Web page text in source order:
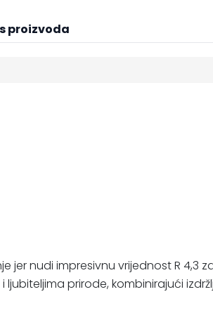
proizvoda
jer nudi impresivnu vrijednost R
prirode, kombinirajući